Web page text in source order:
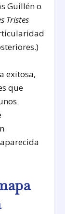
Guillén o
Tristes
exitosa,
que